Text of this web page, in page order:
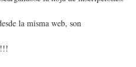
la misma web, son